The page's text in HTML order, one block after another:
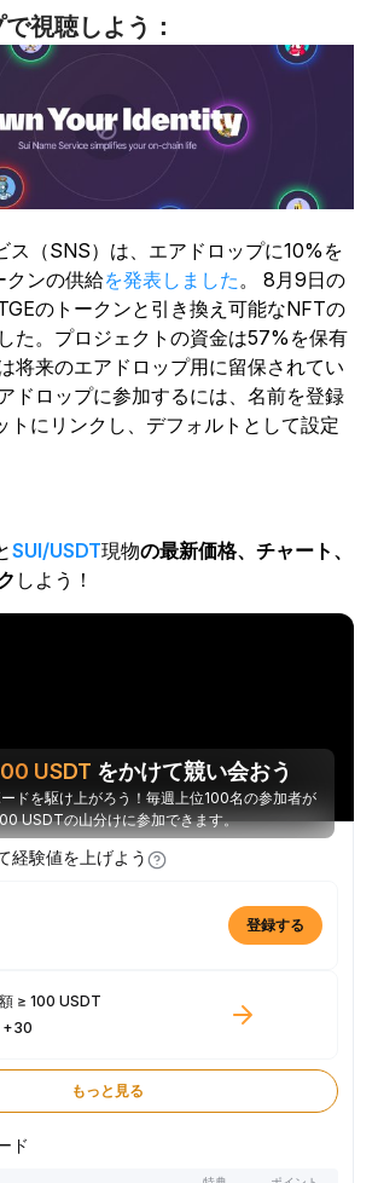
視聴しよう：
（SNS） は、エアドロップに10%を
クンの供給を発表しました 。
8月9日の
のトークンと引き換え可能なNFTの
た。プロジェクトの資金は57%を保有
将来のエアドロップ用に留保されてい
ドロップに参加するには、名前を登録
トにリンクし、デフォルトとして設定
SUI/USDT現物の最新価格、チャート、
しよう！
USDT をかけて競い会おう
ドを駆け上がろう！毎週上位100名の参加者が
USDTの山分けに参加できます。
経験値を上げよう
登録する
≥ 100 USDT
+30
もっと見る
ド